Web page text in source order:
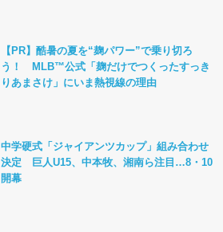
【PR】酷暑の夏を“麹パワー”で乗り切ろ
う！ MLB™公式「麹だけでつくったすっき
りあまさけ」にいま熱視線の理由
中学硬式「ジャイアンツカップ」組み合わせ
決定 巨人U15、中本牧、湘南ら注目…8・10
開幕